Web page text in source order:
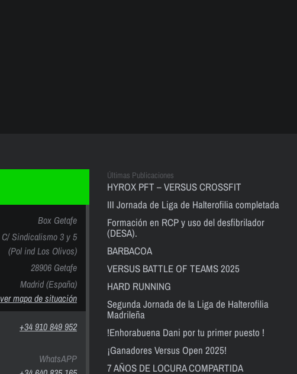
Box Getafe
C/ Sindicalismo 3 y 5
(Pol ind Los Olivos)
28906 Getafe
Madrid (España)
ver mapa de situación
+34 910 849 952
WhatsAPP
Últimas Publicaciones
HYROX PFT – VERSUS CROSSFIT
III Jornada de Liga de Halterofilia completada
Formación en RCP y uso del desfibrilador
(DESA).
BARBACOA
VERSUS BATTLE OF TEAMS 2025
HARD RUNNING
Segunda Jornada de la Liga de Halterofilia
Madrileña
!Enhorabuena Dani por tu primer puesto !
¡Ganadores Versus Open 2025!
7 AÑOS DE LOCURA COMPARTIDA